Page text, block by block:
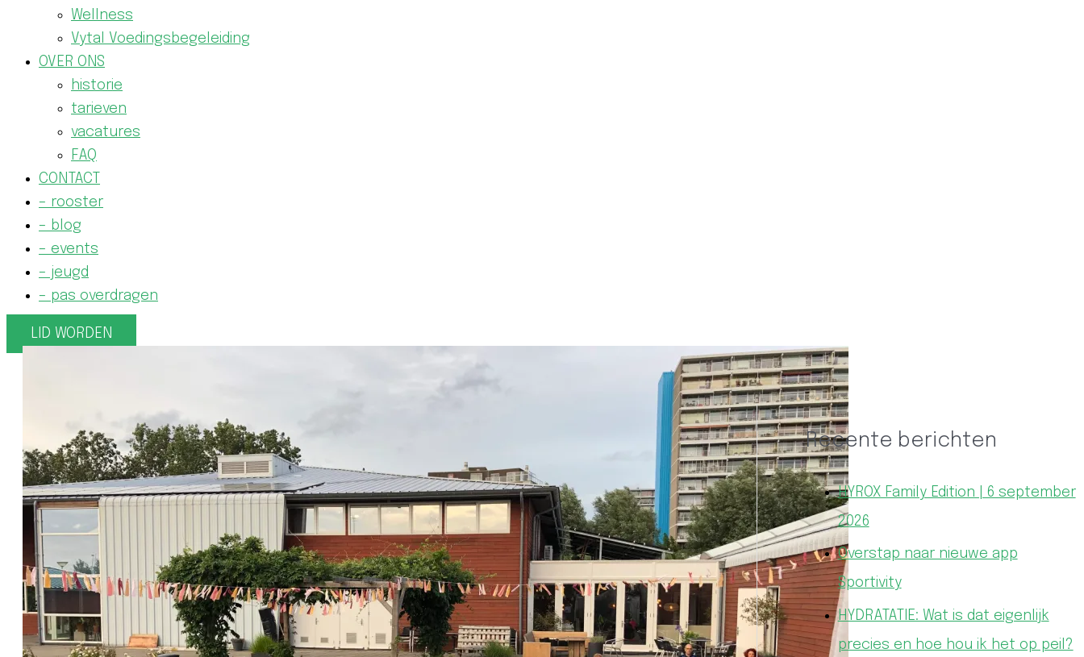
Wellness
Vytal Voedingsbegeleiding
OVER ONS
historie
tarieven
vacatures
FAQ
CONTACT
– rooster
– blog
– events
– jeugd
– pas overdragen
LID WORDEN
Recente berichten
HYROX Family Edition | 6 september
2026
Overstap naar nieuwe app
Sportivity
HYDRATATIE: Wat is dat eigenlijk
precies en hoe hou ik het op peil?